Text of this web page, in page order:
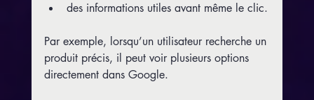
des informations utiles avant même le clic.
Par exemple, lorsqu’un utilisateur recherche un
produit précis, il peut voir plusieurs options
directement dans Google.